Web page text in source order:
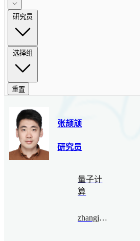
研究员
选择组
重置
张颉颃
研究员
量子计
算
zhangjiehang@bimsa.cn